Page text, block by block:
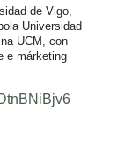
de Vigo,
Universidad
UCM, con
e márketing